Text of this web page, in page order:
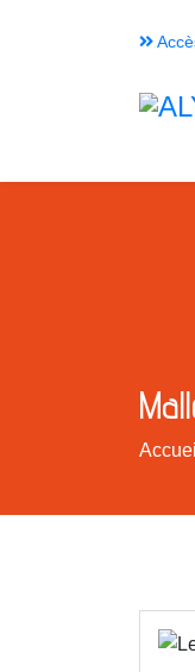
Accueil